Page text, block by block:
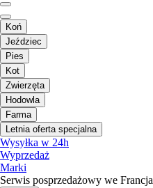
Koń
Jeździec
Pies
Kot
Zwierzęta
Hodowla
Farma
Letnia oferta specjalna
Wysyłka w 24h
Wyprzedaż
Marki
Serwis posprzedażowy we Francja